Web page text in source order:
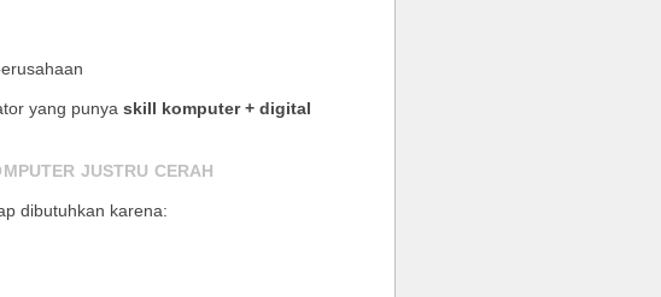
yang punya skill komputer + digital
JUSTRU CERAH
dibutuhkan karena: